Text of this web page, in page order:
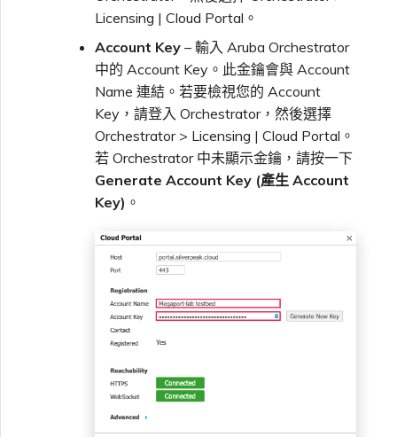
Licensing | Cloud Portal。
Account Key – 輸入 Aruba Orchestrator
中的 Account Key。此金鑰會與 Account
Name 連結。若要檢視您的 Account
Key，請登入 Orchestrator，然後選擇
Orchestrator > Licensing | Cloud Portal。
若 Orchestrator 中未顯示金鑰，請按一下
Generate Account Key (產生 Account
Key) 。